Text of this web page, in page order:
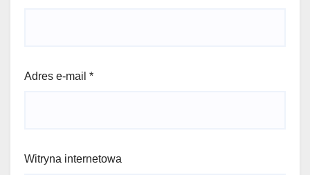
Adres e-mail *
Witryna internetowa